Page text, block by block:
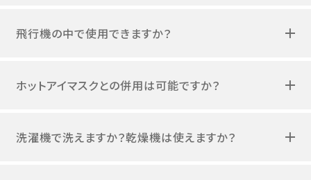
飛行機の中で使用できますか？
ホットアイマスクとの併用は可能ですか？
洗濯機で洗えますか？乾燥機は使えますか？